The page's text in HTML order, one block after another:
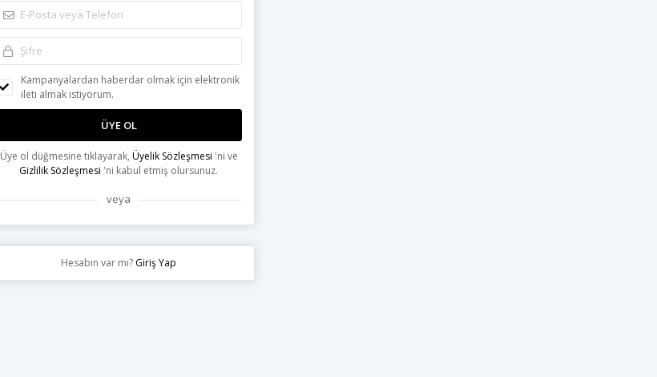
Kampanyalardan haberdar olmak için elektronik
ileti almak istiyorum.
ÜYE OL
Üye ol düğmesine tıklayarak, Üyelik Sözleşmesi 'ni ve
Gizlilik Sözleşmesi 'ni kabul etmiş olursunuz.
veya
Hesabın var mı? Giriş Yap